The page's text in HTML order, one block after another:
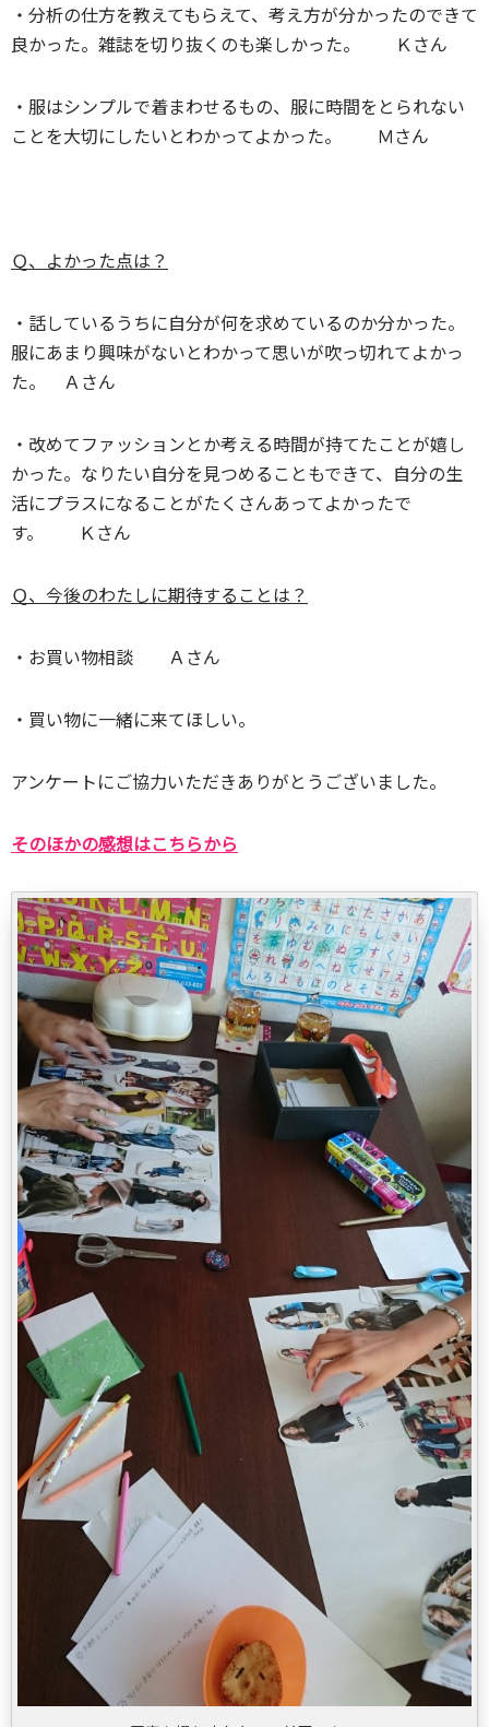
・分析の仕方を教えてもらえて、考え方が分かったのできて
良かった。雑誌を切り抜くのも楽しかった。 Ｋさん
・服はシンプルで着まわせるもの、服に時間をとられない
ことを大切にしたいとわかってよかった。 Ｍさん
Ｑ、よかった点は？
・話しているうちに自分が何を求めているのか分かった。
服にあまり興味がないとわかって思いが吹っ切れてよかっ
た。 Ａさん
・改めてファッションとか考える時間が持てたことが嬉し
かった。なりたい自分を見つめることもできて、自分の生
活にプラスになることがたくさんあってよかったで
す。 Ｋさん
Ｑ、今後のわたしに期待することは？
・お買い物相談 Ａさん
・買い物に一緒に来てほしい。
アンケートにご協力いただきありがとうございました。
そのほかの感想はこちらから